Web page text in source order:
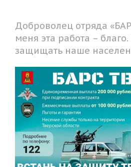
Доброволец отряда
меня эта работа –
защищать наше